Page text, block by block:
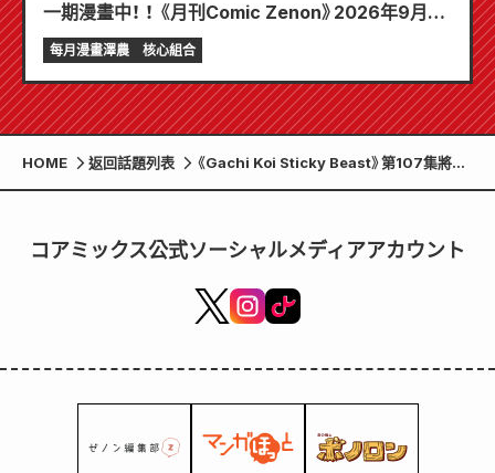
一期漫畫中！ ！ 《月刊Comic Zenon》2026年9月刊
將於7月24日發售！ ！
每月漫畫澤農 核心組合
HOME 返回話題列表
《Gachi Koi Sticky Beast》第107集將提
前發布，作者Seira在SNS上宣布下一集將
コアミックス公式ソーシャルメディアアカウント